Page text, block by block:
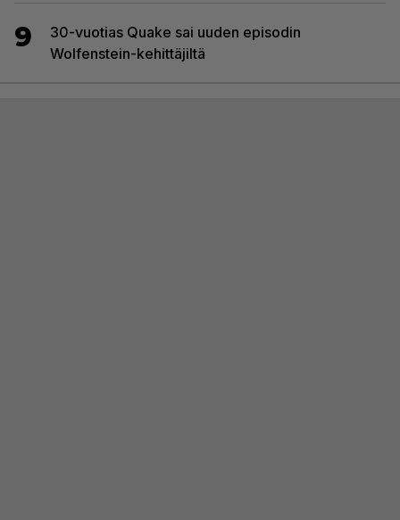
9
30-vuotias Quake sai uuden episodin
Wolfenstein-kehittäjiltä